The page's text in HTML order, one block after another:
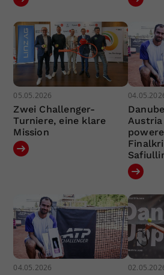
05.05.2026
Zwei Challenger-
Turniere, eine klare
Mission
Austria
04.05.2026